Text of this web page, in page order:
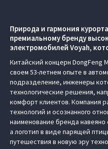
Природа и гармония
премиальному бренду
электромобилей Voyah,
Китайский концерн DongFeng
своем 53-летнем опыте в
подразделение, инженеры
технологические решения,
комфорт клиентов. Компания
технологий и осознанного
наименование бренда
а логотип в виде парящей
путешествия в новую эру